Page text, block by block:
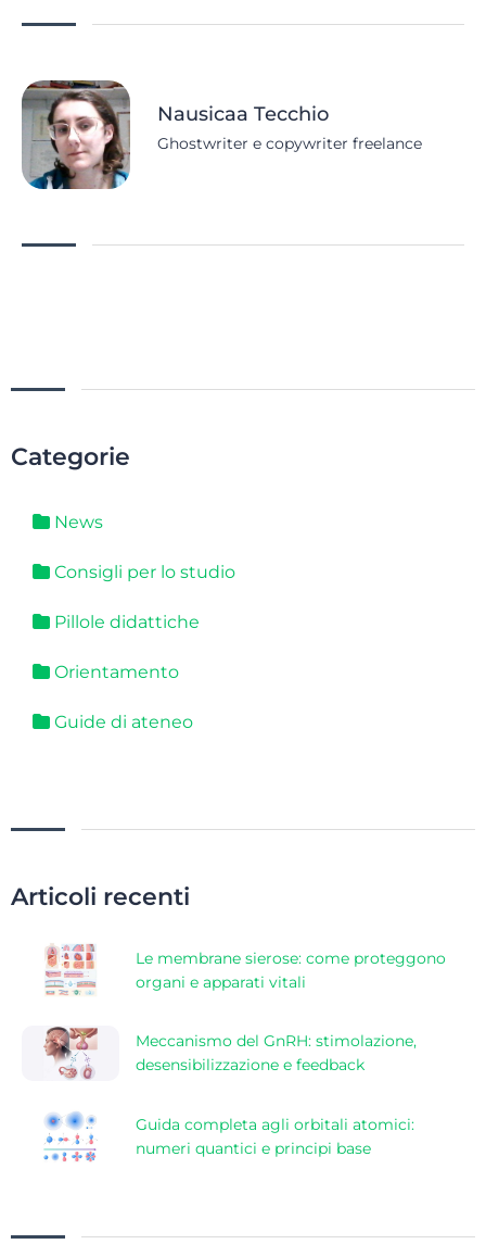
Nausicaa Tecchio
Ghostwriter e copywriter freelance
Categorie
News
Consigli per lo studio
Pillole didattiche
Orientamento
Guide di ateneo
Articoli recenti
Le membrane sierose: come proteggono
organi e apparati vitali
Meccanismo del GnRH: stimolazione,
desensibilizzazione e feedback
Guida completa agli orbitali atomici:
numeri quantici e principi base